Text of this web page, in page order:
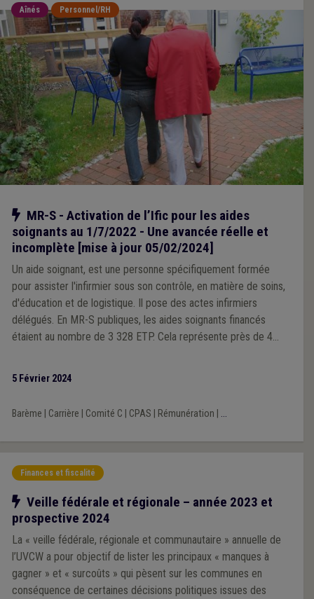
Aînés Personnel/RH
Notre action
MR-S - Activation de l’Ific pour les aides
soignants au 1/7/2022 - Une avancée réelle et
incomplète [mise à jour 05/02/2024]
Un aide soignant, est une personne spécifiquement formée
pour assister l'infirmier sous son contrôle, en matière de soins,
d'éducation et de logistique. Il pose des actes infirmiers
délégués. En MR-S publiques, les aides soignants financés
étaient au nombre de 3 328 ETP. Cela représente près de 4
5 Février 2024
Barème Carrière Comité C CPAS Rémunération ...
Finances et fiscalité
Notre action
Veille fédérale et régionale – année 2023 et
prospective 2024
La « veille fédérale, régionale et communautaire » annuelle de
l’UVCW a pour objectif de lister les principaux « manques à
gagner » et « surcoûts » qui pèsent sur les communes en
conséquence de certaines décisions politiques issues des